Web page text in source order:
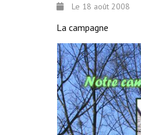
Le 18 août 2008
La campagne